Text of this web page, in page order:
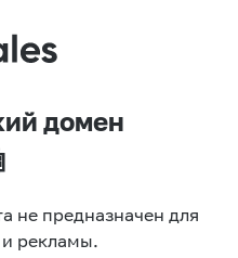
домен
не предназначен для
рекламы.